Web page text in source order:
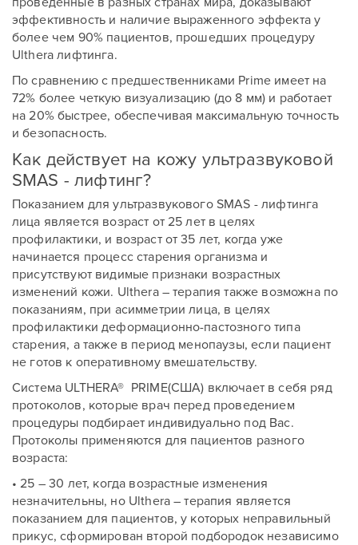
эффективность и наличие выраженного эффекта у
более чем 90% пациентов, прошедших процедуру
Ulthera лифтинга.
По сравнению с предшественниками Prime имеет на
72% более четкую визуализацию (до 8 мм) и работает
на 20% быстрее, обеспечивая максимальную точность
и безопасность.
Как действует на кожу ультразвуковой
SMAS - лифтинг?
Показанием для ультразвукового SMAS - лифтинга
лица является возраст от 25 лет в целях
профилактики, и возраст от 35 лет, когда уже
начинается процесс старения организма и
присутствуют видимые признаки возрастных
изменений кожи. Ulthera – терапия также возможна по
показаниям, при асимметрии лица, в целях
профилактики деформационно-пастозного типа
старения, а также в период менопаузы, если пациент
не готов к оперативному вмешательству.
Система ULTHERA® PRIME(США) включает в себя ряд
протоколов, которые врач перед проведением
процедуры подбирает индивидуально под Вас.
Протоколы применяются для пациентов разного
возраста:
• 25 – 30 лет, когда возрастные изменения
незначительны, но Ulthera – терапия является
показанием для пациентов, у которых неправильный
прикус, сформирован второй подбородок независимо